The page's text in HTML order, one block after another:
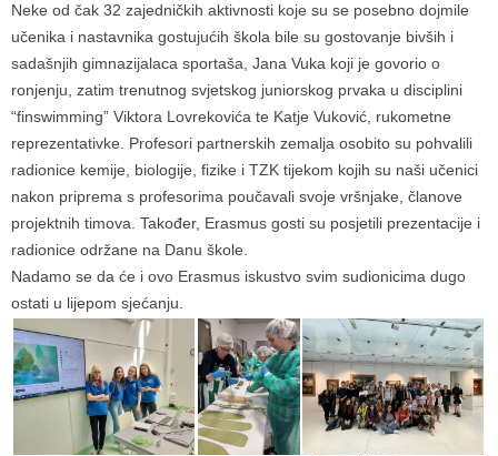
Neke od čak 32 zajedničkih aktivnosti koje su se posebno dojmile
učenika i nastavnika gostujućih škola bile su gostovanje bivših i
sadašnjih gimnazijalaca sportaša, Jana Vuka koji je govorio o
ronjenju, zatim trenutnog svjetskog juniorskog prvaka u disciplini
“finswimming” Viktora Lovrekovića te Katje Vuković, rukometne
reprezentativke. Profesori partnerskih zemalja osobito su pohvalili
radionice kemije, biologije, fizike i TZK tijekom kojih su naši učenici
nakon priprema s profesorima poučavali svoje vršnjake, članove
projektnih timova. Također, Erasmus gosti su posjetili prezentacije i
radionice održane na Danu škole.
Nadamo se da će i ovo Erasmus iskustvo svim sudionicima dugo
ostati u lijepom sjećanju.